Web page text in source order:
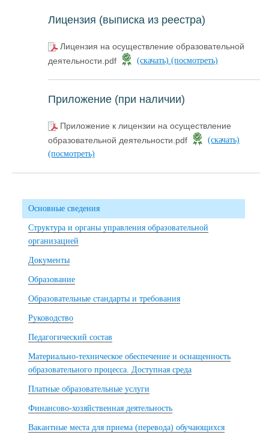
Лицензия (выписка из реестра)
Лицензия на осуществление образовательной
деятельности.pdf
(скачать) (посмотреть)
Приложение (при наличии)
Приложение к лицензии на осуществление
образовательной деятельности.pdf
(скачать)
(посмотреть)
Основные сведения
Структура и органы управления образовательной
организацией
Документы
Образование
Образовательные стандарты и требования
Руководство
Педагогический состав
Материально-техническое обеспечение и оснащенность
образовательного процесса. Доступная среда
Платные образовательные услуги
Финансово-хозяйственная деятельность
Вакантные места для приема (перевода) обучающихся